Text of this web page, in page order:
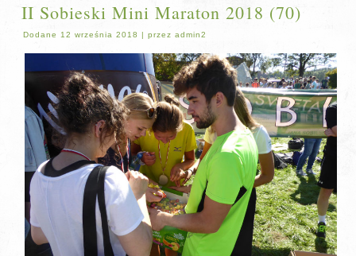
II Sobieski Mini Maraton 2018 (70)
Dodane 12 września 2018 |przez admin2